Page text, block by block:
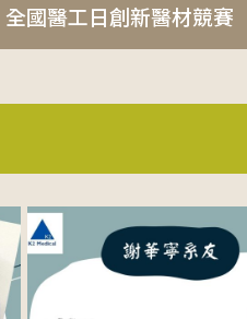
全國醫工日創新醫材競賽